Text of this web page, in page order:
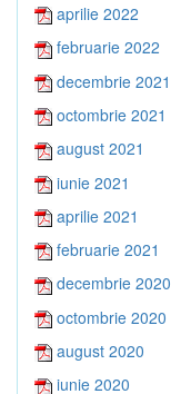
aprilie 2022
februarie 2022
decembrie 2021
octombrie 2021
august 2021
iunie 2021
aprilie 2021
februarie 2021
decembrie 2020
octombrie 2020
august 2020
iunie 2020